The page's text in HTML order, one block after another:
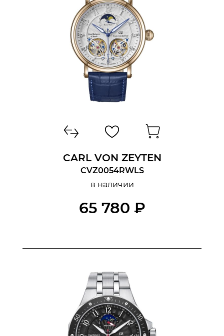
CARL VON ZEYTEN
CVZ0054RWLS
в наличии
65 780 ₽